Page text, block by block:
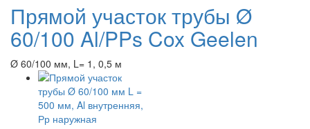
Прямой участок трубы Ø
60/100 Al/PPs Cox Geelen
Ø 60/100 мм, L= 1, 0,5 м